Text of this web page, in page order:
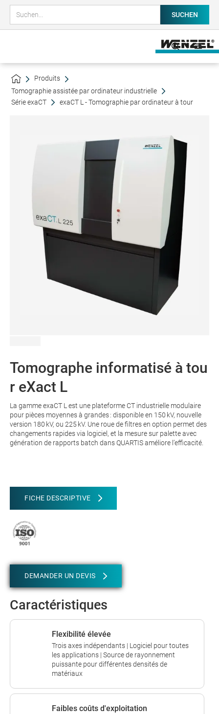
Produits
Tomographie assistée par ordinateur industrielle
Série exaCT
exaCT L - Tomographie par ordinateur à tour
Tomographe informatisé à tou
r eXact L
La gamme exaCT L est une plateforme CT industrielle modulaire
pour pièces moyennes à grandes : disponible en 150 kV, nouvelle
version 180 kV, ou 225 kV. Une roue de filtres en option permet des
changements rapides via logiciel, et la mesure sur palette avec
génération de rapports batch dans QUARTIS améliore l’efficacité.
FICHE DESCRIPTIVE
DEMANDER UN DEVIS
Caractéristiques
Flexibilité élevée
Trois axes indépendants | Logiciel pour toutes
les applications | Source de rayonnement
puissante pour différentes densités de
matériaux
Faibles coûts d'exploitation